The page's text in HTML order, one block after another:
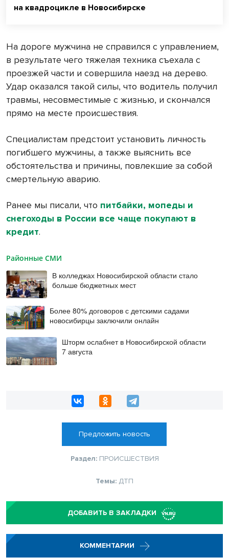
на квадроцикле в Новосибирске
На дороге мужчина не справился с управлением,
в результате чего тяжелая техника съехала с
проезжей части и совершила наезд на дерево.
Удар оказался такой силы, что водитель получил
травмы, несовместимые с жизнью, и скончался
прямо на месте происшествия.
Специалистам предстоит установить личность
погибшего мужчины, а также выяснить все
обстоятельства и причины, повлекшие за собой
смертельную аварию.
Ранее мы писали, что питбайки, мопеды и
снегоходы в России все чаще покупают в
кредит.
Районные СМИ
В колледжах Новосибирской области стало
больше бюджетных мест
Более 80% договоров с детскими садами
новосибирцы заключили онлайн
Шторм ослабнет в Новосибирской области
7 августа
Предложить новость
Раздел: ПРОИСШЕСТВИЯ
Темы: ДТП
ДОБАВИТЬ В ЗАКЛАДКИ
КОММЕНТАРИИ